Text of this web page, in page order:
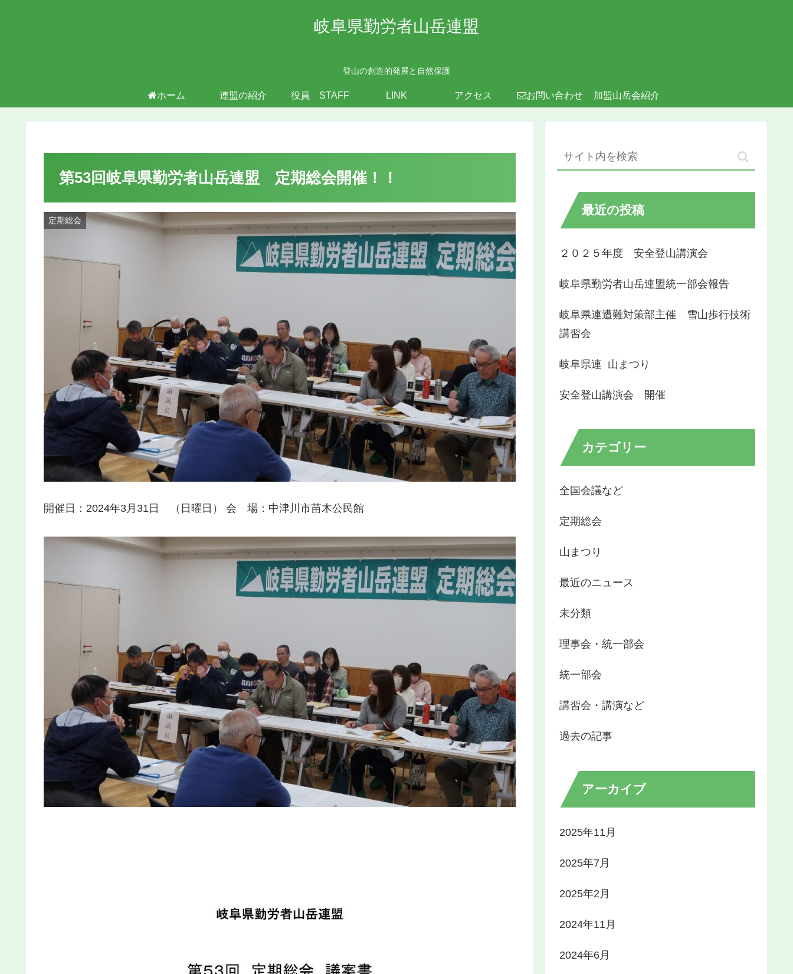
岐阜県勤労者山岳連盟
登山の創造的発展と自然保護
ホーム 連盟の紹介 役員 STAFF LINK アクセス お問い合わせ 加盟山岳会紹介
第53回岐阜県勤労者山岳連盟 定期総会開催！！
定期総会
開催日：2024年3月31日 （日曜日） 会 場：中津川市苗木公民館
最近の投稿
２０２５年度 安全登山講演会
岐阜県勤労者山岳連盟統一部会報告
岐阜県連遭難対策部主催 雪山歩行技術
講習会
岐阜県連 山まつり
安全登山講演会 開催
カテゴリー
全国会議など
定期総会
山まつり
最近のニュース
未分類
理事会・統一部会
統一部会
講習会・講演など
過去の記事
アーカイブ
2025年11月
2025年7月
2025年2月
2024年11月
2024年6月